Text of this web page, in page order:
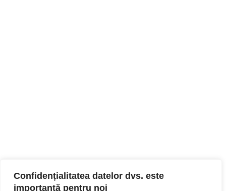
Confidențialitatea datelor dvs. este
importantă pentru noi